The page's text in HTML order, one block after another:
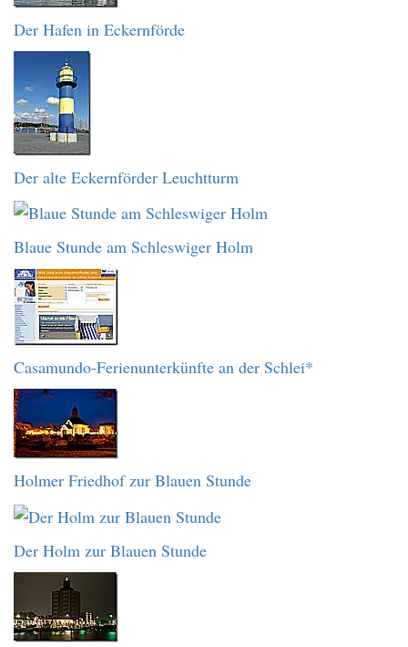
Der Hafen in Eckernförde
Der alte Eckernförder Leuchtturm
Blaue Stunde am Schleswiger Holm
Casamundo-Ferienunterkünfte an der Schlei*
Holmer Friedhof zur Blauen Stunde
Der Holm zur Blauen Stunde